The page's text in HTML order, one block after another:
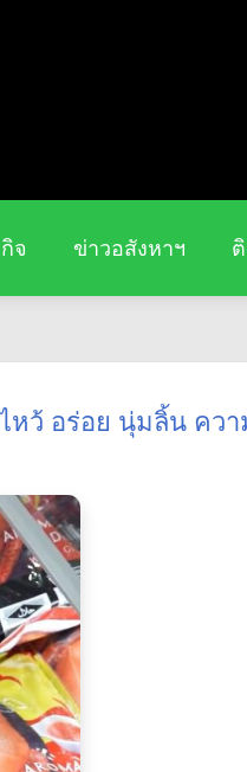
จ ข่าวอสังหาฯ
หว้ อร่อย นุ่มลิ้น คว